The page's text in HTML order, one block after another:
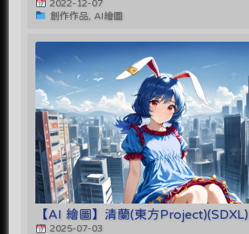
2022-12-07
創作作品, AI繪圖
【AI 繪圖】清蘭(東方Project)(SDXL)
2025-07-03